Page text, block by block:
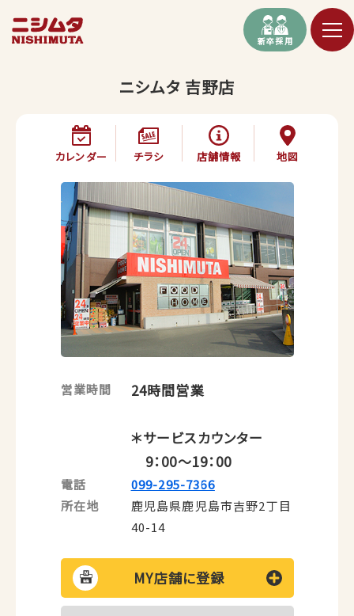
新卒採用
ニシムタ 吉野店
カレンダー チラシ 店舗情報 地図
営業時間 24時間営業
＊サービスカウンター
9：00～19：00
電話
099-295-7366
所在地
鹿児島県鹿児島市吉野2丁目
40-14
MY店舗に登録